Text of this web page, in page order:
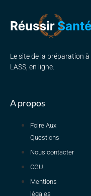
Le site de la préparation à
LASS, en ligne.
A propos
Foire Aux
Questions
Nous contacter
CGU
Mentions
légales